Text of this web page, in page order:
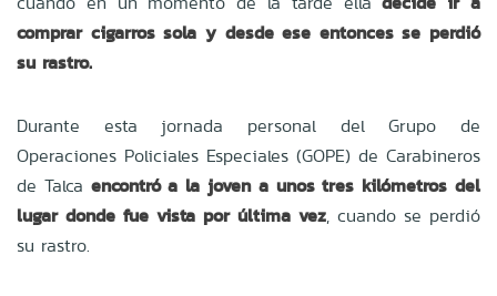
comprar cigarros sola y desde ese entonces se perdió
su rastro.
Durante esta jornada personal del Grupo de
Operaciones Policiales Especiales (GOPE) de Carabineros
de Talca encontró a la joven a unos tres kilómetros del
lugar donde fue vista por última vez, cuando se perdió
su rastro.